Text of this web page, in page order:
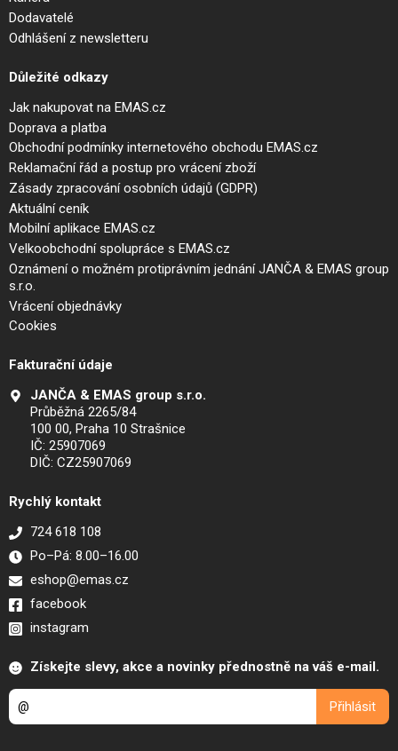
Dodavatelé
Odhlášení z newsletteru
Důležité odkazy
Jak nakupovat na EMAS.cz
Doprava a platba
Obchodní podmínky internetového obchodu EMAS.cz
Reklamační řád a postup pro vrácení zboží
Zásady zpracování osobních údajů (GDPR)
Aktuální ceník
Mobilní aplikace EMAS.cz
Velkoobchodní spolupráce s EMAS.cz
Oznámení o možném protiprávním jednání JANČA & EMAS group
s.r.o.
Vrácení objednávky
Cookies
Fakturační údaje
JANČA & EMAS group s.r.o.
Průběžná 2265/84
100 00, Praha 10 Strašnice
IČ: 25907069
DIČ: CZ25907069
Rychlý kontakt
724 618 108
Po–Pá: 8.00–16.00
eshop@emas.cz
facebook
instagram
Získejte slevy, akce a novinky přednostně na váš e-mail.